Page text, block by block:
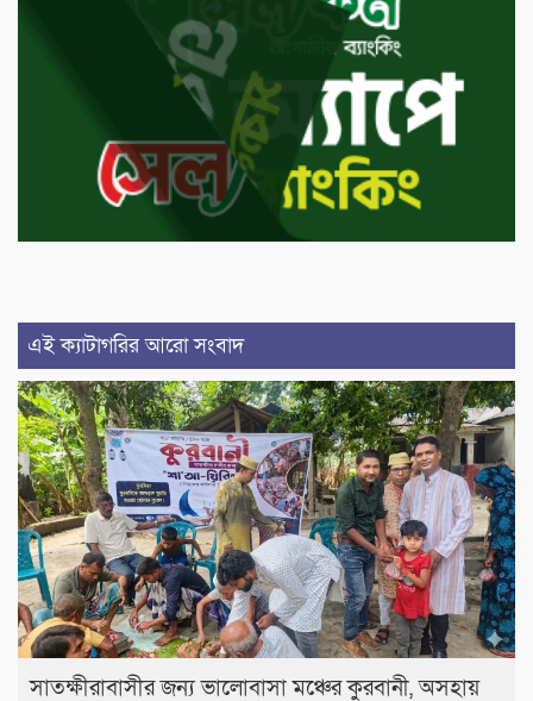
এই ক্যাটাগরির আরো সংবাদ
সাতক্ষীরাবাসীর জন্য ভালোবাসা মঞ্চের কুরবানী, অসহায়